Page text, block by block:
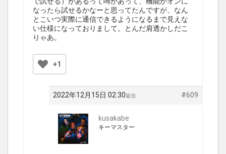
なったら試せるかなーと思ってたんですが、なん
とこいつ実際に通信できるようになるまで見えな
い仕様になっておりまして。とんだ肩透かしだこ
りゃあ。
+1
2022年12月15日 02:30 #609
返信
kusakabe
キーマスター